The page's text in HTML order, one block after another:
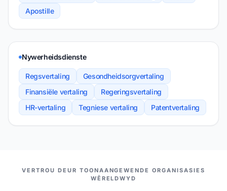
Apostille
Nywerheidsdienste
Regsvertaling
Gesondheidsorgvertaling
Finansiële vertaling
Regeringsvertaling
HR-vertaling
Tegniese vertaling Patentvertaling
ONS VENNOTE
VERTROU DEUR TOONAANGEWENDE ORGANISASIES
WÊRELDWYD